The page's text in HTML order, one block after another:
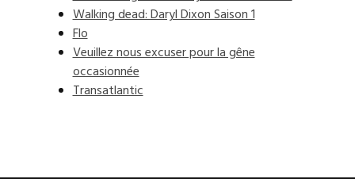
Walking dead: Daryl Dixon Saison 1
Flo
Veuillez nous excuser pour la gêne
occasionnée
Transatlantic